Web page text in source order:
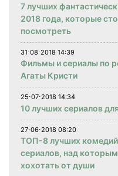
7 лучших
2018 года, которые
посмотреть
31⋅08⋅2018 14:39
Фильмы и сериалы по
Агаты Кристи
25⋅07⋅2018 14:34
10 лучших сериалов
27⋅06⋅2018 08:20
ТОП-8 лучших
сериалов, над
хохотать от души